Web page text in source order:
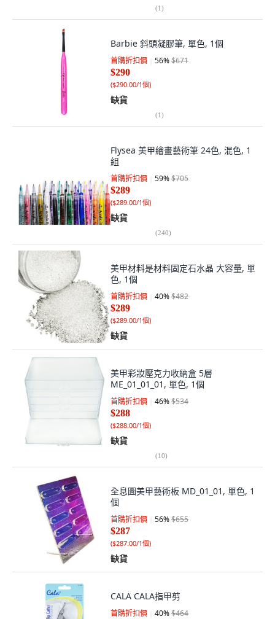
(1)
Barbie 斜頭凝膠筆, 單色, 1個
首購折扣價 56%$671
$290
($290.00/1個)
缺貨
(1)
Flysea 美甲繪畫藝術筆 24色, 混色, 1
組
首購折扣價 59%$705
$289
($289.00/1個)
缺貨
(240)
美甲材料是材料固定石水晶 大容量, 單
色, 1個
首購折扣價 40%$482
$289
($289.00/1個)
缺貨
美甲彩妝壓克力收納盒 5層
ME_01_01_01, 單色, 1個
首購折扣價 46%$534
$288
($288.00/1個)
缺貨
(10)
全息圖美甲藝術板 MD_01_01, 單色, 1
個
首購折扣價 56%$655
$287
($287.00/1個)
缺貨
CALA CALA指甲剪
首購折扣價 40%$464